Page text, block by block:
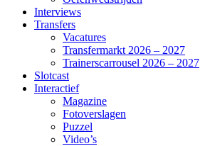
Interviews
Transfers
Vacatures
Transfermarkt 2026 – 2027
Trainerscarrousel 2026 – 2027
Slotcast
Interactief
Magazine
Fotoverslagen
Puzzel
Video’s